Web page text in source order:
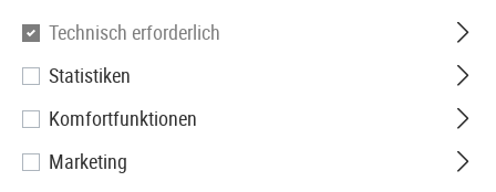
Duracell
CR2025 2pcs
Technisch erforderlich
Statistiken
Komfortfunktionen
Marketing